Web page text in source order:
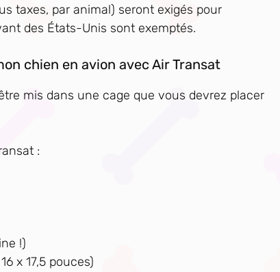
taxes, par animal) seront exigés pour
des États-Unis sont exemptés.
chien en avion avec Air Transat
mis dans une cage que vous devrez placer
:
!)
x 17,5 pouces)